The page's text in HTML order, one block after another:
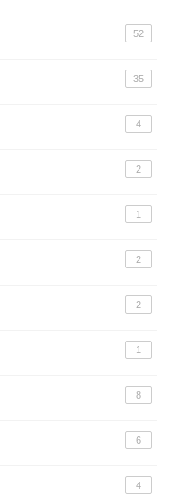
52
35
4
2
1
2
2
1
8
6
4